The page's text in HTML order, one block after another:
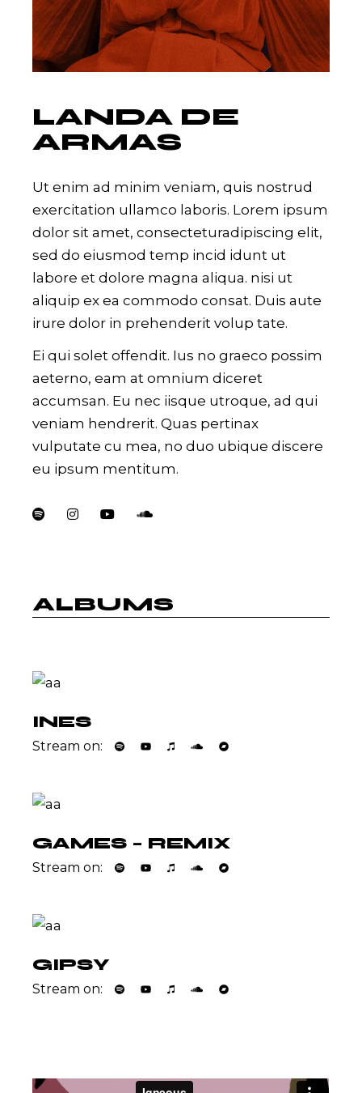
LANDA DE
ARMAS
Ut enim ad minim veniam, quis nostrud
exercitation ullamco laboris. Lorem ipsum
dolor sit amet, consecteturadipiscing elit,
sed do eiusmod temp incid idunt ut
labore et dolore magna aliqua. nisi ut
aliquip ex ea commodo consat. Duis aute
irure dolor in prehenderit volup tate.
Ei qui solet offendit. Ius no graeco possim
aeterno, eam at omnium diceret
accumsan. Eu nec iisque utroque, ad qui
veniam hendrerit. Quas pertinax
vulputate cu mea, no duo ubique discere
eu ipsum mentitum.
ALBUMS
INES
Stream on:
GAMES – REMIX
Stream on:
GIPSY
Stream on: